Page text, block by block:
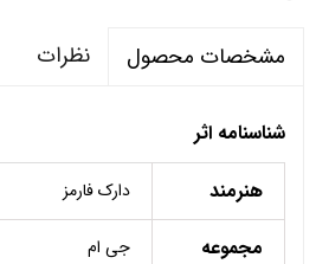
مشخصات محصول نظرات
شناسنامه اثر
هنرمند
دارک فارمز
مجموعه جی ام